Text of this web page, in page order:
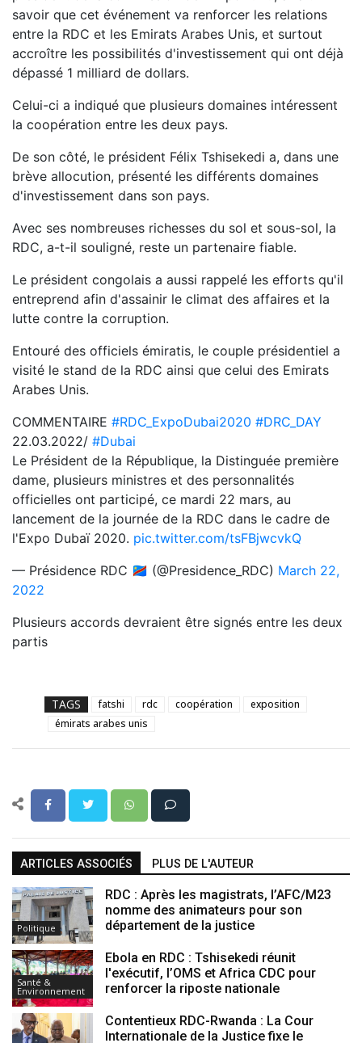
savoir que cet événement va renforcer les relations
entre la RDC et les Emirats Arabes Unis, et surtout
accroître les possibilités d'investissement qui ont déjà
dépassé 1 milliard de dollars.
Celui-ci a indiqué que plusieurs domaines intéressent
la coopération entre les deux pays.
De son côté, le président Félix Tshisekedi a, dans une
brève allocution, présenté les différents domaines
d'investissement dans son pays.
Avec ses nombreuses richesses du sol et sous-sol, la
RDC, a-t-il souligné, reste un partenaire fiable.
Le président congolais a aussi rappelé les efforts qu'il
entreprend afin d'assainir le climat des affaires et la
lutte contre la corruption.
Entouré des officiels émiratis, le couple présidentiel a
visité le stand de la RDC ainsi que celui des Emirats
Arabes Unis.
COMMENTAIRE #RDC_ExpoDubai2020 #DRC_DAY
22.03.2022/ #Dubai
Le Président de la République, la Distinguée première
dame, plusieurs ministres et des personnalités
officielles ont participé, ce mardi 22 mars, au
lancement de la journée de la RDC dans le cadre de
l'Expo Dubaï 2020. pic.twitter.com/tsFBjwcvkQ
— Présidence RDC 🇨🇩 (@Presidence_RDC) March 22,
2022
Plusieurs accords devraient être signés entre les deux
partis
TAGS fatshi rdc coopération
exposition
émirats arabes unis
ARTICLES ASSOCIÉS PLUS DE L'AUTEUR
Politique
RDC : Après les magistrats, l’AFC/M23
nomme des animateurs pour son
département de la justice
Santé &
Environnement
Ebola en RDC : Tshisekedi réunit
l'exécutif, l’OMS et Africa CDC pour
renforcer la riposte nationale
Contentieux RDC-Rwanda : La Cour
Internationale de la Justice fixe le